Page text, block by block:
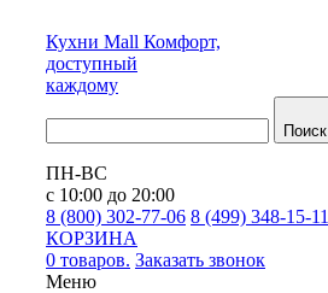
Кухни Mall Комфорт,
доступный
каждому
Поиск
ПН-ВС
с 10:00 до 20:00
8 (800) 302-77-06 8 (499) 348-15-11
КОРЗИНА
0 товаров. Заказать звонок
Меню